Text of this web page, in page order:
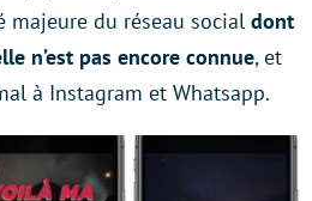
majeure du réseau social dont
n’est pas encore connue, et
à Instagram et Whatsapp.